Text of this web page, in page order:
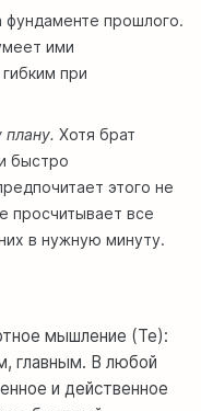
фундаменте прошлого.
ими
при
плану. Хотя брат
быстро
этого не
просчитывает все
в нужную минуту.
мышление (Te):
главным. В любой
и действенное